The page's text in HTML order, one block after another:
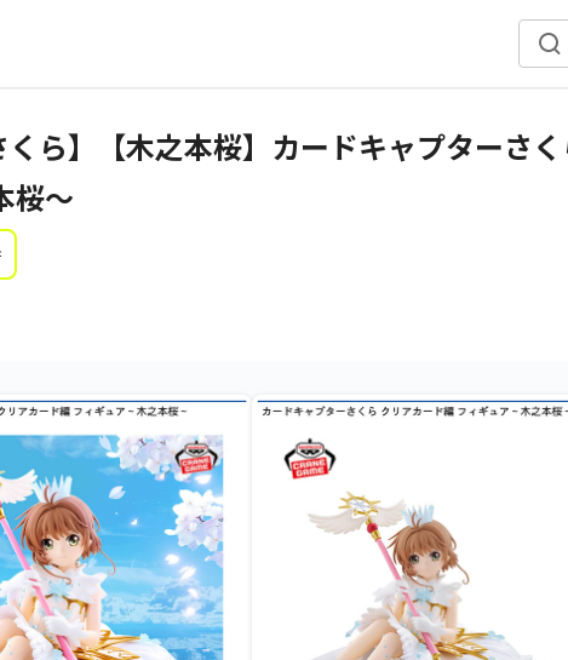
くら】【木之本桜】カードキャプターさ
桜～